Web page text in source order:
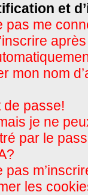
et
pas me
mon nom
de passe!
je ne
par le
les